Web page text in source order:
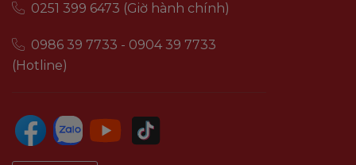
0251 399 6473 (Giờ hành chính)
0986 39 7733 - 0904 39 7733
(Hotline)